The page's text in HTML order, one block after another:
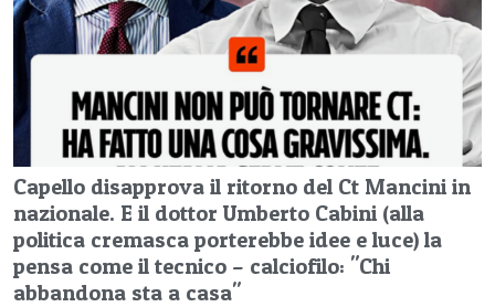
Capello disapprova il ritorno del Ct Mancini in
nazionale. E il dottor Umberto Cabini (alla
politica cremasca porterebbe idee e luce) la
pensa come il tecnico – calciofilo: "Chi
abbandona sta a casa"